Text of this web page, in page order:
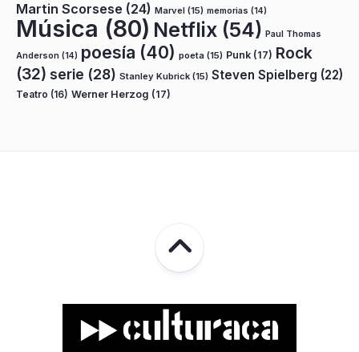
Martin Scorsese (24) Marvel (15) memorias (14)
Música (80) Netflix (54) Paul Thomas
Anderson (14) poesía (40) poeta (15) Punk (17) Rock
(32) serie (28) Stanley Kubrick (15) Steven Spielberg (22)
Teatro (16) Werner Herzog (17)